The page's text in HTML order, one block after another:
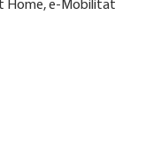
Home, e-Mobilität